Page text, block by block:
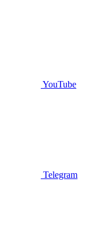
YouTube
Telegram